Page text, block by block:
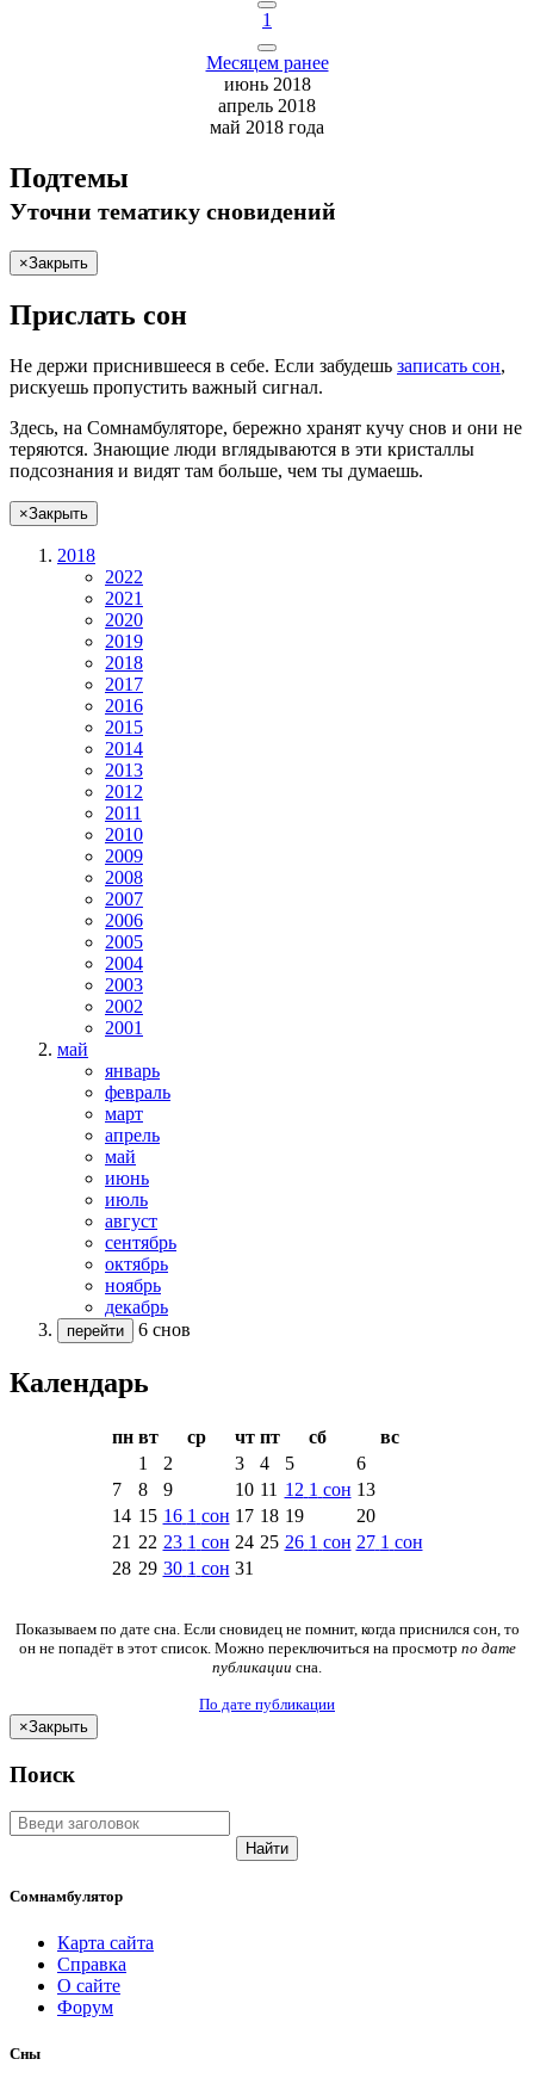
1
Месяцем ранее
июнь 2018
апрель 2018
май 2018 года
Подтемы
Уточни тематику сновидений
×Закрыть
Прислать сон
Не держи приснившееся в себе. Если забудешь записать сон,
рискуешь пропустить важный сигнал.
Здесь, на Сомнамбуляторе, бережно хранят кучу снов и они не
теряются. Знающие люди вглядываются в эти кристаллы
подсознания и видят там больше, чем ты думаешь.
×Закрыть
2018
2022
2021
2020
2019
2018
2017
2016
2015
2014
2013
2012
2011
2010
2009
2008
2007
2006
2005
2004
2003
2002
2001
май
январь
февраль
март
апрель
май
июнь
июль
август
сентябрь
октябрь
ноябрь
декабрь
перейти 6 снов
Календарь
пн вт ср чт пт сб
вс
1
2 3 4 5
6
7
8 9 10 11 12 1 сон 13
14 15 16 1 сон 17 18 19
20
21 22 23 1 сон 24 25 26 1 сон 27 1 сон
28 29 30 1 сон 31
Показываем по дате сна. Если сновидец не помнит, когда приснился сон, то
он не попадёт в этот список. Можно переключиться на просмотр по дате
публикации сна.
По дате публикации
×Закрыть
Поиск
Найти
Сомнамбулятор
Карта сайта
Справка
О сайте
Форум
Сны